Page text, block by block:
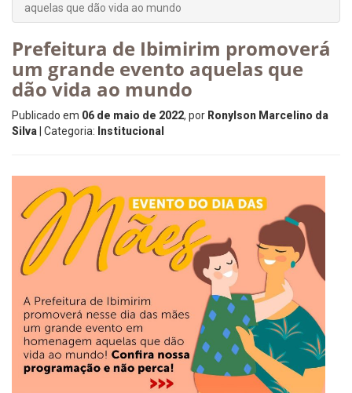
aquelas que dão vida ao mundo
Prefeitura de Ibimirim promoverá
um grande evento aquelas que
dão vida ao mundo
Publicado em 06 de maio de 2022, por Ronylson Marcelino da
Silva | Categoria: Institucional